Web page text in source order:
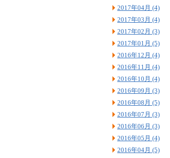
2017年04月 (4)
2017年03月 (4)
2017年02月 (3)
2017年01月 (5)
2016年12月 (4)
2016年11月 (4)
2016年10月 (4)
2016年09月 (3)
2016年08月 (5)
2016年07月 (3)
2016年06月 (3)
2016年05月 (4)
2016年04月 (5)